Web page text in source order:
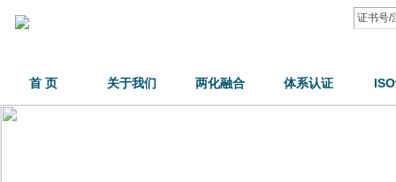
首 页 关于我们 两化融合 体系认证